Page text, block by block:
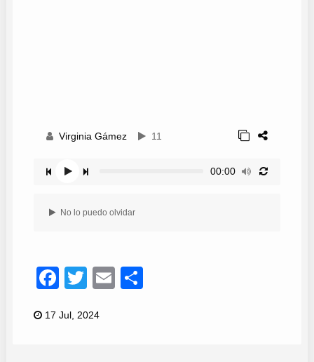
Virginia Gámez 11
00:00
No lo puedo olvidar
Facebook
TwitterEmail
17 Jul, 2024